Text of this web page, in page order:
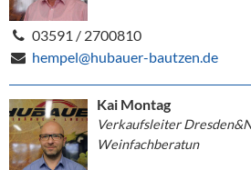
03591 / 2700810
hempel@hubauer-bautzen.de
Kai Montag
Verkaufsleiter
Weinfachberatun